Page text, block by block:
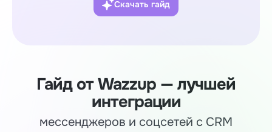
Скачать гайд
Гайд от Wazzup — лучшей
интеграции
мессенджеров и соцсетей с CRM